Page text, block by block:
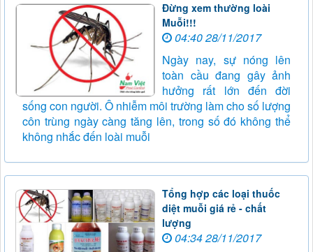
Đừng xem thường loài
Muỗi!!!
04:40 28/11/2017
Ngày nay, sự nóng lên
toàn cầu đang gây ảnh
hưởng rất lớn đến đời
sống con người. Ô nhiễm môi trường làm cho số lượng
côn trùng ngày càng tăng lên, trong số đó không thể
không nhắc đến loài muỗi
Tổng hợp các loại thuốc
diệt muỗi giá rẻ - chất
lượng
04:34 28/11/2017